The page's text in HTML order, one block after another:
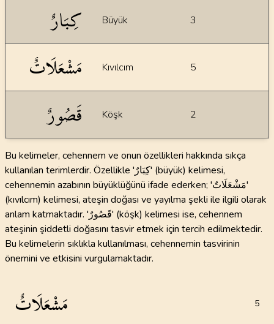
كِبَارٌ Büyük 3
مَشْعَلَاتٌ Kıvılcım 5
قَصُورٌ Köşk 2
Bu kelimeler, cehennem ve onun özellikleri hakkında sıkça
kullanılan terimlerdir. Özellikle 'كِبَارٌ' (büyük) kelimesi,
cehennemin azabının büyüklüğünü ifade ederken; 'مَشْعَلَاتٌ'
(kıvılcım) kelimesi, ateşin doğası ve yayılma şekli ile ilgili olarak
anlam katmaktadır. 'قَصُورٌ' (köşk) kelimesi ise, cehennem
ateşinin şiddetli doğasını tasvir etmek için tercih edilmektedir.
Bu kelimelerin sıklıkla kullanılması, cehennemin tasvirinin
önemini ve etkisini vurgulamaktadır.
مَشْعَلَاتٌ 5